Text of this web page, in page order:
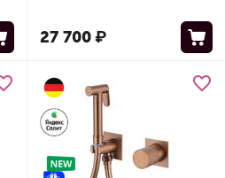
27 700₽